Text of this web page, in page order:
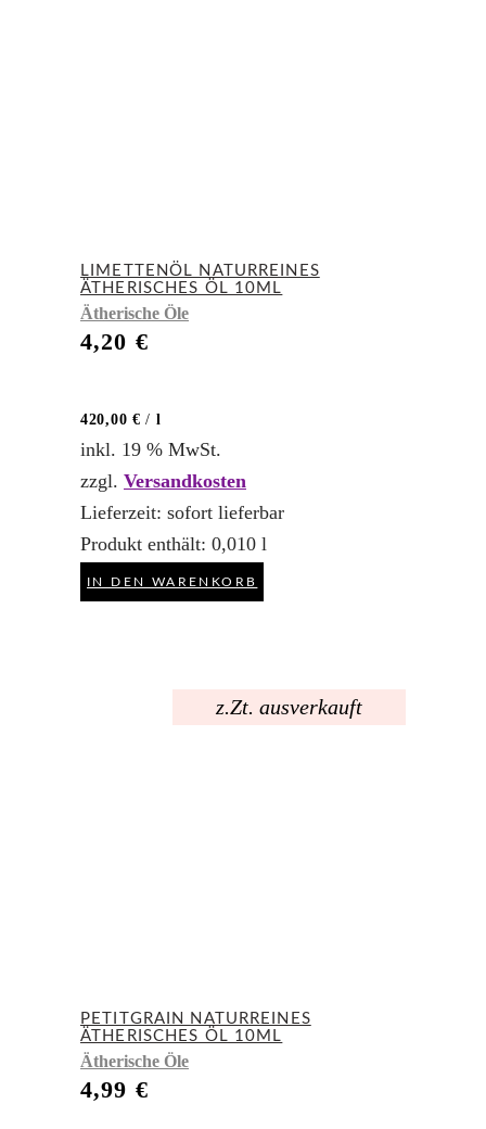
LIMETTENÖL NATURREINES
ÄTHERISCHES ÖL 10ML
Ätherische Öle
4,20 €
420,00 € / l
inkl. 19 % MwSt.
zzgl. Versandkosten
Lieferzeit: sofort lieferbar
Produkt enthält: 0,010 l
IN DEN WARENKORB
z.Zt. ausverkauft
PETITGRAIN NATURREINES
ÄTHERISCHES ÖL 10ML
Ätherische Öle
4,99 €